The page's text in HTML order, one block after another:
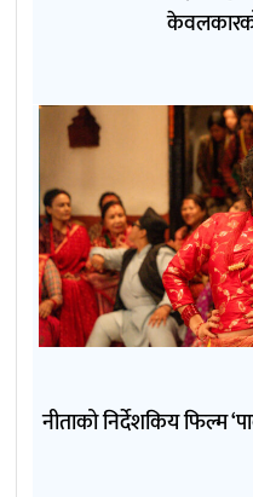
नीताको निर्देशकिय फिल्म